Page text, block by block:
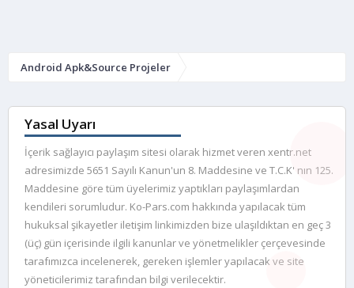
Android Apk&Source Projeler
Yasal Uyarı
İçerik sağlayıcı paylaşım sitesi olarak hizmet veren xentr.net
adresimizde 5651 Sayılı Kanun'un 8. Maddesine ve T.C.K' nın 125.
Maddesine göre tüm üyelerimiz yaptıkları paylaşımlardan
kendileri sorumludur. Ko-Pars.com hakkında yapılacak tüm
hukuksal şikayetler iletişim linkimizden bize ulaşıldıktan en geç 3
(üç) gün içerisinde ilgili kanunlar ve yönetmelikler çerçevesinde
tarafımızca incelenerek, gereken işlemler yapılacak ve site
yöneticilerimiz tarafından bilgi verilecektir.